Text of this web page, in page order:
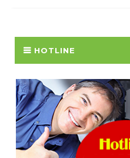
HOTLINE